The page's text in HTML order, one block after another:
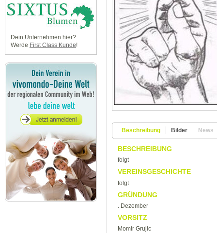
Dein Unternehmen hier?
Werde First Class Kunde!
Beschreibung Bilder News
BESCHREIBUNG
folgt
VEREINSGESCHICHTE
folgt
GRÜNDUNG
. Dezember
VORSITZ
Momir Grujic